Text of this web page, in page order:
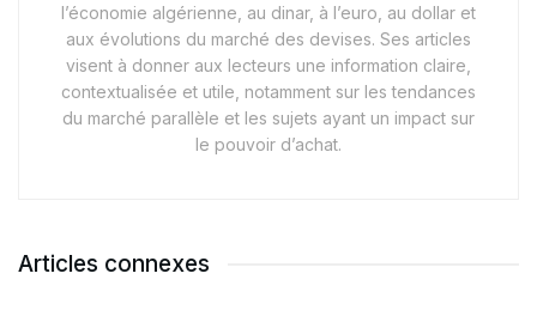
l’économie algérienne, au dinar, à l’euro, au dollar et
aux évolutions du marché des devises. Ses articles
visent à donner aux lecteurs une information claire,
contextualisée et utile, notamment sur les tendances
du marché parallèle et les sujets ayant un impact sur
le pouvoir d’achat.
Articles connexes